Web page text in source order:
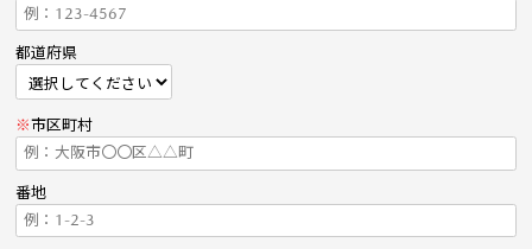
都道府県
※市区町村
番地